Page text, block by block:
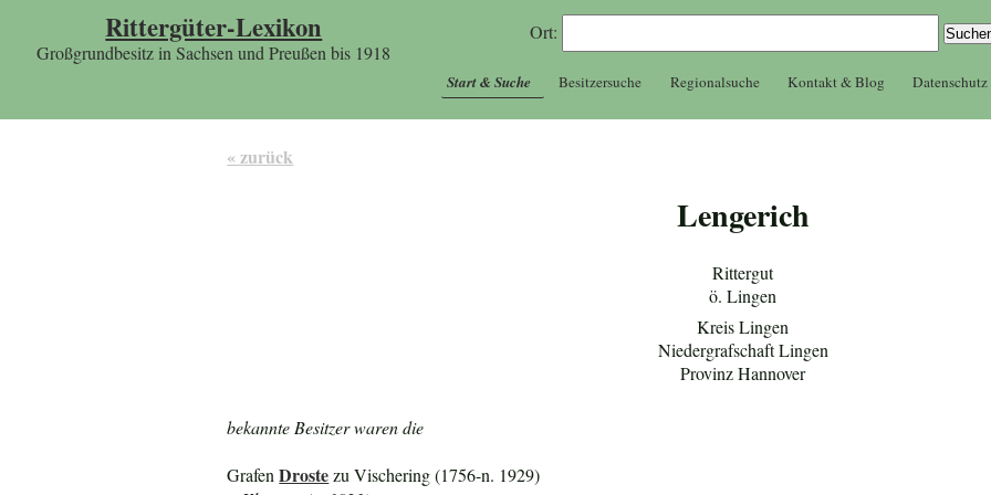
Rittergüter-Lexikon
Großgrundbesitz in Sachsen und Preußen bis 1918
Ort:
Start & Suche Besitzersuche Regionalsuche Kontakt & Blog Datenschutz
« zurück
Lengerich
Rittergut
ö. Lingen
Kreis Lingen
Niedergrafschaft Lingen
Provinz Hannover
bekannte Besitzer waren die
GrafenDrostezu Vischering (1756-n. 1929)